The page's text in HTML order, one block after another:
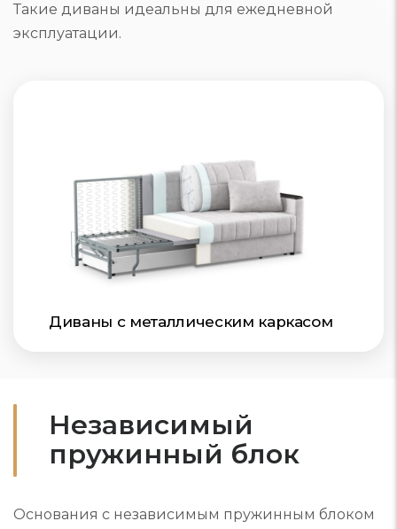
Такие диваны идеальны для ежедневной
эксплуатации.
Диваны с металлическим каркасом
Независимый
пружинный блок
Основания с независимым пружинным блоком